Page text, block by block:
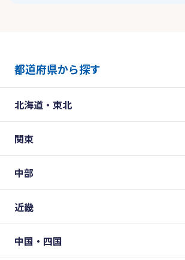
都道府県から探す
北海道・東北
関東
中部
近畿
中国・四国